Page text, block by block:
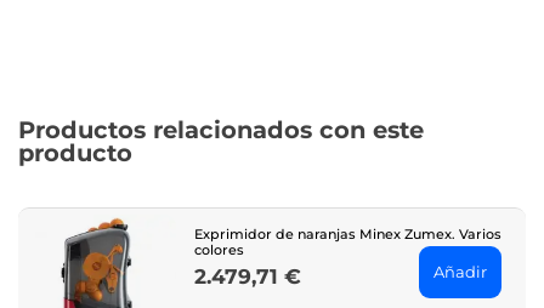
Productos relacionados con este
producto
Exprimidor de naranjas Minex Zumex. Varios
colores
Price
2.479,71 € Añadir